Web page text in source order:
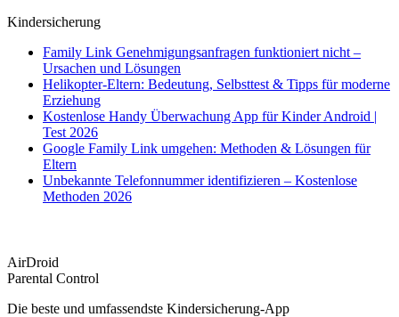
Kindersicherung
Family Link Genehmigungsanfragen funktioniert nicht –
Ursachen und Lösungen
Helikopter-Eltern: Bedeutung, Selbsttest & Tipps für moderne
Erziehung
Kostenlose Handy Überwachung App für Kinder Android |
Test 2026
Google Family Link umgehen: Methoden & Lösungen für
Eltern
Unbekannte Telefonnummer identifizieren – Kostenlose
Methoden 2026
AirDroid
Parental Control
Die beste und umfassendste Kindersicherung-App